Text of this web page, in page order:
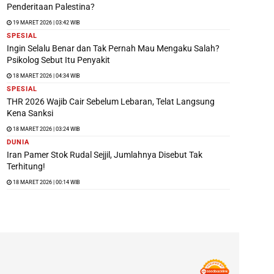
Penderitaan Palestina?
19 MARET 2026 | 03:42 WIB
SPESIAL
Ingin Selalu Benar dan Tak Pernah Mau Mengaku Salah?
Psikolog Sebut Itu Penyakit
18 MARET 2026 | 04:34 WIB
SPESIAL
THR 2026 Wajib Cair Sebelum Lebaran, Telat Langsung
Kena Sanksi
18 MARET 2026 | 03:24 WIB
DUNIA
Iran Pamer Stok Rudal Sejjil, Jumlahnya Disebut Tak
Terhitung!
18 MARET 2026 | 00:14 WIB